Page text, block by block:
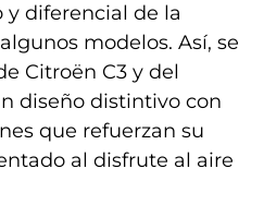
diferencial de la
modelos. Así, se
Citroën C3 y del
diseño distintivo con
que refuerzan su
al disfrute al aire